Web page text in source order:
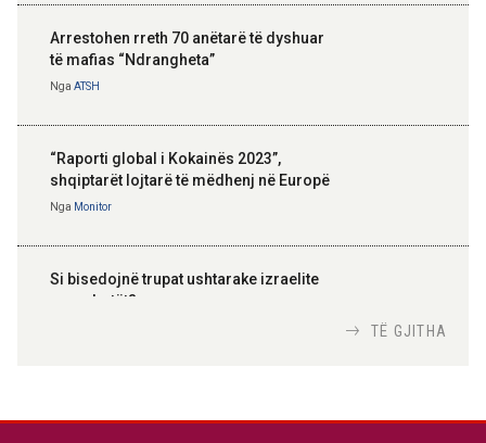
Arrestohen rreth 70 anëtarë të dyshuar
të mafias “Ndrangheta”
Nga ATSH
“Raporti global i Kokainës 2023”,
shqiptarët lojtarë të mëdhenj në Europë
Nga Monitor
Si bisedojnë trupat ushtarake izraelite
me robotët?
inteligjente izraelite
TË GJITHA